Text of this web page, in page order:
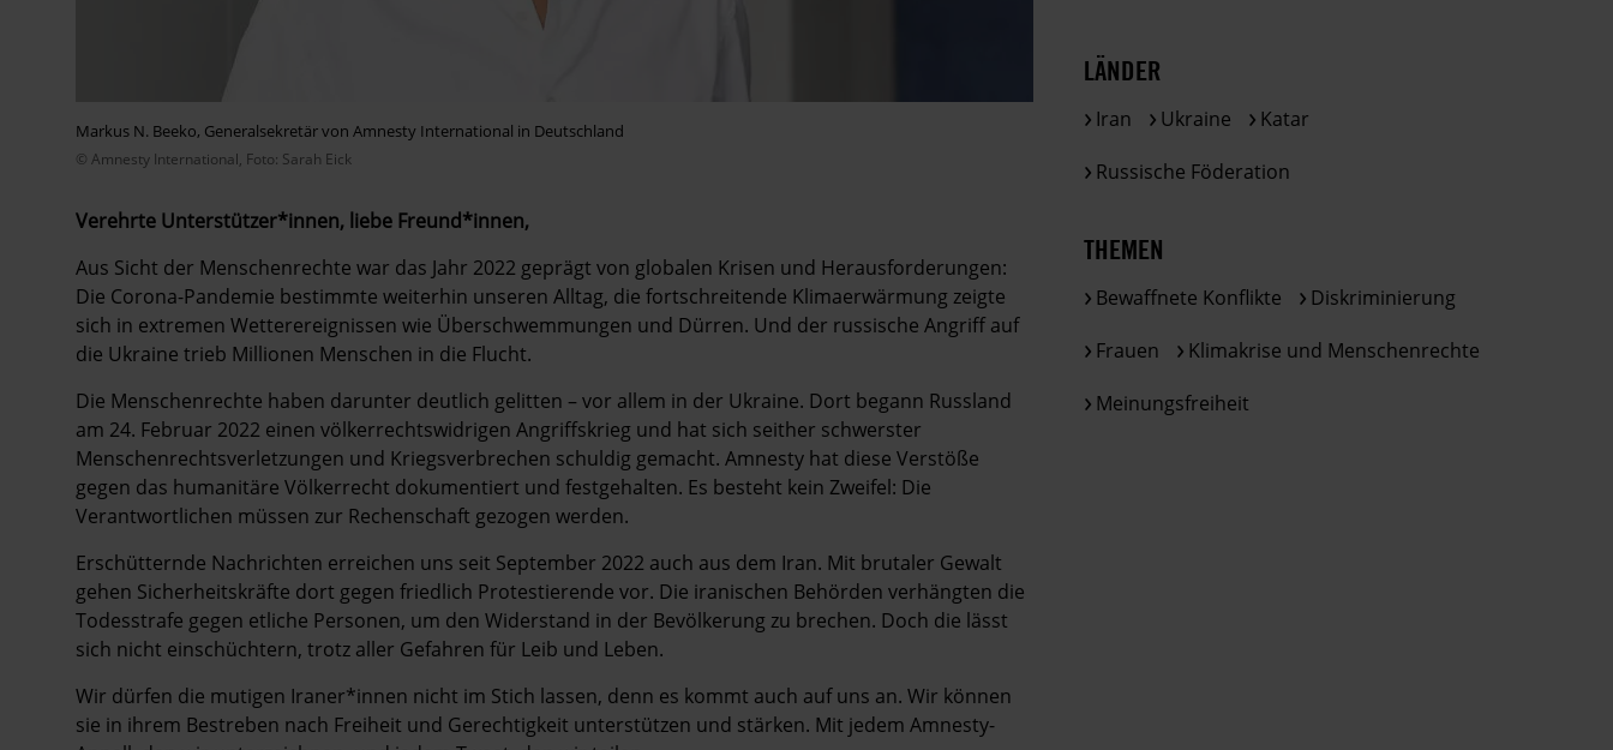
Markus N. Beeko, Generalsekretär von Amnesty International in Deutschland
© Amnesty International, Foto: Sarah Eick
Verehrte Unterstützer*innen, liebe Freund*innen,
Aus Sicht der Menschenrechte war das Jahr 2022 geprägt von globalen Krisen und Herausforderungen:
Die Corona-Pandemie bestimmte weiterhin unseren Alltag, die fortschreitende Klimaerwärmung zeigte
sich in extremen Wetterereignissen wie Überschwemmungen und Dürren. Und der russische Angriff auf
die Ukraine trieb Millionen Menschen in die Flucht.
Die Menschenrechte haben darunter deutlich gelitten – vor allem in der Ukraine. Dort begann Russland
am 24. Februar 2022 einen völkerrechtswidrigen Angriffskrieg und hat sich seither schwerster
Menschenrechtsverletzungen und Kriegsverbrechen schuldig gemacht. Amnesty hat diese Verstöße
gegen das humanitäre Völkerrecht dokumentiert und festgehalten. Es besteht kein Zweifel: Die
Verantwortlichen müssen zur Rechenschaft gezogen werden.
Erschütternde Nachrichten erreichen uns seit September 2022 auch aus dem Iran. Mit brutaler Gewalt
gehen Sicherheitskräfte dort gegen friedlich Protestierende vor. Die iranischen Behörden verhängten die
Todesstrafe gegen etliche Personen, um den Widerstand in der Bevölkerung zu brechen. Doch die lässt
sich nicht einschüchtern, trotz aller Gefahren für Leib und Leben.
Wir dürfen die mutigen Iraner*innen nicht im Stich lassen, denn es kommt auch auf uns an. Wir können
sie in ihrem Bestreben nach Freiheit und Gerechtigkeit unterstützen und stärken. Mit jedem Amnesty-
LÄNDER
Iran Ukraine
Katar
Russische Föderation
THEMEN
Bewaffnete Konflikte
Diskriminierung
Frauen
Klimakrise und Menschenrechte
Meinungsfreiheit